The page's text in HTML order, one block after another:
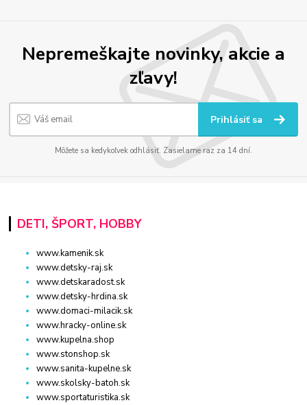
Nepremeškajte novinky, akcie a
zľavy!
Prihlásiť sa
Môžete sa kedykoľvek odhlásiť. Zasielame raz za 14 dní.
DETI, ŠPORT, HOBBY
www.kamenik.sk
www.detsky-raj.sk
www.detskaradost.sk
www.detsky-hrdina.sk
www.domaci-milacik.sk
www.hracky-online.sk
www.kupelna.shop
www.stonshop.sk
www.sanita-kupelne.sk
www.skolsky-batoh.sk
www.sportaturistika.sk